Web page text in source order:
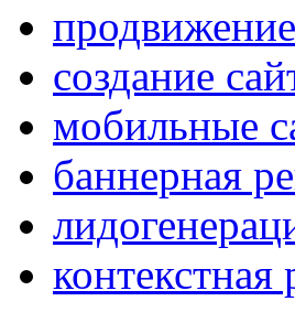
создание
мобильные
баннерная
контекстная